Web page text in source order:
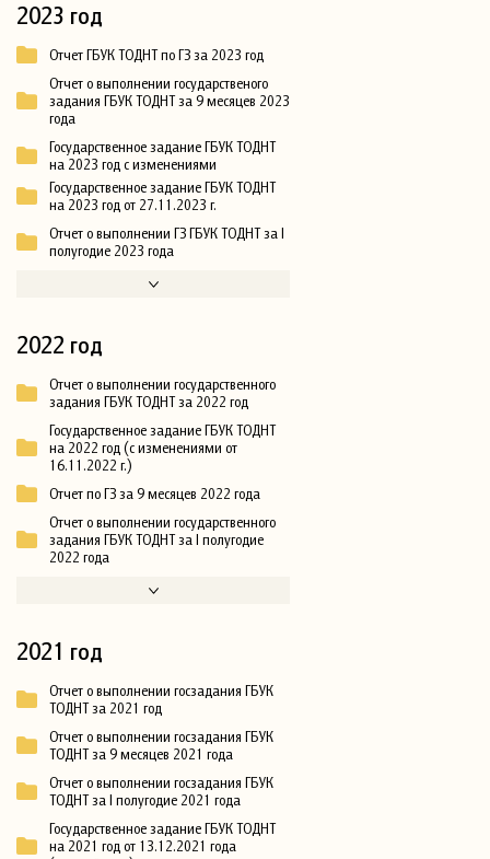
2023 год
Отчет ГБУК ТОДНТ по ГЗ за 2023 год
Отчет о выполнении государственого
задания ГБУК ТОДНТ за 9 месяцев 2023
года
Государственное задание ГБУК ТОДНТ
на 2023 год с изменениями
Государственное задание ГБУК ТОДНТ
на 2023 год от 27.11.2023 г.
Отчет о выполнении ГЗ ГБУК ТОДНТ за I
полугодие 2023 года
2022 год
Отчет о выполнении государственного
задания ГБУК ТОДНТ за 2022 год
Государственное задание ГБУК ТОДНТ
на 2022 год (с изменениями от
16.11.2022 г.)
Отчет по ГЗ за 9 месяцев 2022 года
Отчет о выполнении государственного
задания ГБУК ТОДНТ за I полугодие
2022 года
2021 год
Отчет о выполнении госзадания ГБУК
ТОДНТ за 2021 год
Отчет о выполнении госзадания ГБУК
ТОДНТ за 9 месяцев 2021 года
Отчет о выполнении госзадания ГБУК
ТОДНТ за I полугодие 2021 года
Государственное задание ГБУК ТОДНТ
на 2021 год от 13.12.2021 года